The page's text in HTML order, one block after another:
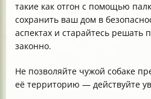
такие как отгон с помощью
сохранить ваш дом в
аспектах и старайтесь решать
законно.
Не позволяйте чужой собаке
её территорию — действуйте